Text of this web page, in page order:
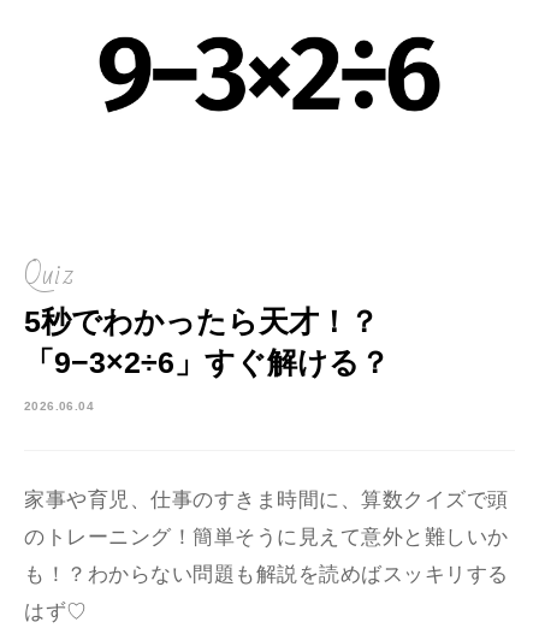
Quiz
5秒でわかったら天才！？
「9−3×2÷6」すぐ解ける？
2026.06.04
家事や育児、仕事のすきま時間に、算数クイズで頭
のトレーニング！簡単そうに見えて意外と難しいか
も！？わからない問題も解説を読めばスッキリする
はず♡